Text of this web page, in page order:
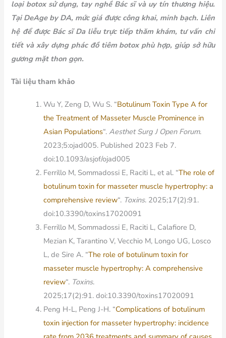
loại botox sử dụng, tay nghề Bác sĩ và uy tín thương hiệu.
Tại DeAge by DA, mức giá được công khai, minh bạch. Liên
hệ để được Bác sĩ Da liễu trực tiếp thăm khám, tư vấn chi
tiết và xây dựng phác đồ tiêm botox phù hợp, giúp sở hữu
gương mặt thon gọn.
Tài liệu tham khảo
Wu Y, Zeng D, Wu S. “Botulinum Toxin Type A for
the Treatment of Masseter Muscle Prominence in
Asian Populations“.Aesthet Surg J Open Forum.
2023;5:ojad005. Published 2023 Feb 7.
doi:10.1093/asjof/ojad005
Ferrillo M, Sommadossi E, Raciti L, et al. “The role of
botulinum toxin for masseter muscle hypertrophy: a
comprehensive review“. Toxins. 2025;17(2):91.
doi:10.3390/toxins17020091
Ferrillo M, Sommadossi E, Raciti L, Calafiore D,
Mezian K, Tarantino V, Vecchio M, Longo UG, Losco
L, de Sire A. “The role of botulinum toxin for
masseter muscle hypertrophy: A comprehensive
review“. Toxins.
2025;17(2):91. doi:10.3390/toxins17020091
Peng H-L, Peng J-H. “Complications of botulinum
toxin injection for masseter hypertrophy: incidence